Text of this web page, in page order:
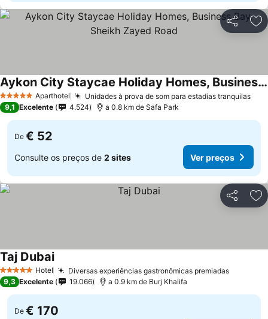
Partilhar
5 Estrelas Aparthotel Unidades à prova de som para estadias tranquilas
Aykon City Staycae Holiday Homes, Business Bay, Sheikh Zayed Road
9,1 Excelente 4.524 a 0.8 km de Safa Park
De € 52
Consulte os preços de 2 sites Ver preços
Partilhar
5 Estrelas Hotel Diversas experiências gastronômicas premiadas
Taj Dubai
9,3 Excelente 19.066 a 0.9 km de Burj Khalifa
De € 170